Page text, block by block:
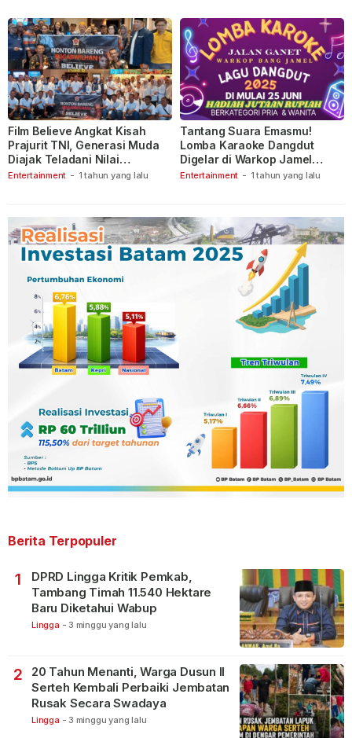
Entertainment - 1 tahun yang lalu
Film Believe Angkat Kisah
Prajurit TNI, Generasi Muda
Diajak Teladani Nilai
Keberanian
Entertainment - 1 tahun yang lalu
Tantang Suara Emasmu!
Lomba Karaoke Dangdut
Digelar di Warkop Jamel
Ganet
Berita Terpopuler
1
DPRD Lingga Kritik Pemkab,
Tambang Timah 11.540 Hektare
Baru Diketahui Wabup
Lingga - 3 minggu yang lalu
2
20 Tahun Menanti, Warga Dusun II
Serteh Kembali Perbaiki Jembatan
Rusak Secara Swadaya
Lingga - 3 minggu yang lalu